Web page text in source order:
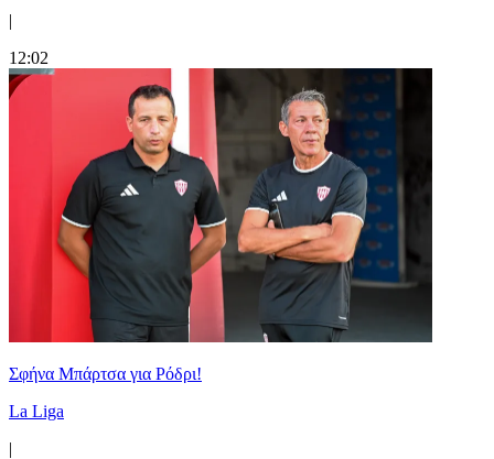
|
12:02
Σφήνα Μπάρτσα για Ρόδρι!
La Liga
|